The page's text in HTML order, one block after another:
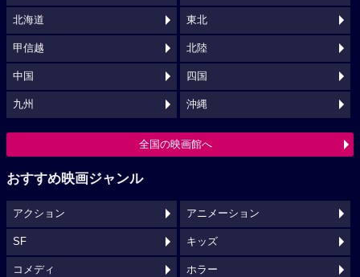
北海道 東北
甲信越 北陸
中国 四国
九州 沖縄
全国の映画館へ
おすすめ映画ジャンル
アクション アニメーション
SF キッズ
コメディ ホラー